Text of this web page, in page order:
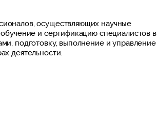
осуществляющих научные
и сертификацию специалистов в
подготовку, выполнение и управление
деятельности.